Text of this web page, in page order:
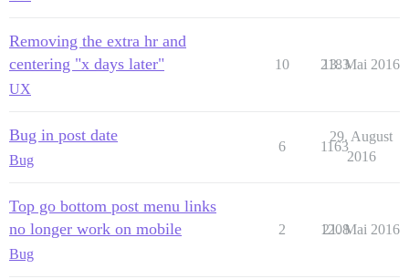
Removing the extra hr and
centering "x days later"
UX
10 2183
13. Mai 2016
Bug in post date
Bug
6 1163
29. August
2016
Top go bottom post menu links
no longer work on mobile
Bug
2 1208
21. Mai 2016